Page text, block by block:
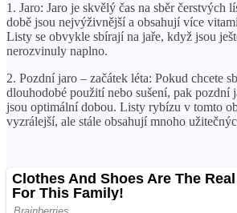
1. Jaro: Jaro je skvělý čas na sběr čerstvých
době jsou nejvýživnější a obsahují více
Listy se obvykle sbírají na jaře, když jsou
nerozvinuly naplno.
2. Pozdní jaro – začátek léta: Pokud chcete
dlouhodobé použití nebo sušení, pak pozdní
jsou optimální dobou. Listy rybízu v tomto
vyzrálejší, ale stále obsahují mnoho